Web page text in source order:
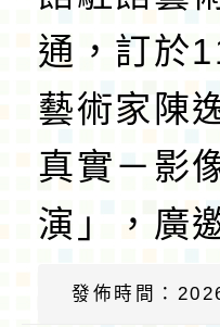
通，訂於
藝術家陳
真實－影
演」，廣
發佈時間：